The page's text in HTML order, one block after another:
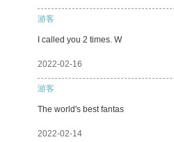
游客
I called you 2 times. W
2022-02-16
游客
The world's best fantas
2022-02-14